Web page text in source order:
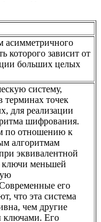
асимметричного
которого зависит от
больших целых
систему,
терминах точек
для реализации
шифрования.
по отношению к
алгоритмам
эквивалентной
ключи меньшей
его
что эта система
чем другие
ключами. Его